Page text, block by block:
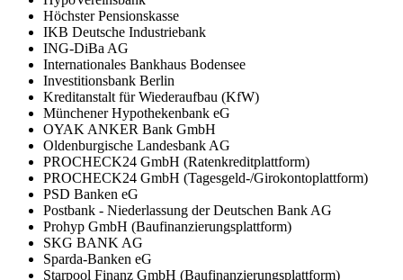
Höchster Pensionskasse
IKB Deutsche Industriebank
ING-DiBa AG
Internationales Bankhaus Bodensee
Investitionsbank Berlin
Kreditanstalt für Wiederaufbau (KfW)
Münchener Hypothekenbank eG
OYAK ANKER Bank GmbH
Oldenburgische Landesbank AG
PROCHECK24 GmbH (Ratenkreditplattform)
PROCHECK24 GmbH (Tagesgeld-/Girokontoplattform)
PSD Banken eG
Postbank - Niederlassung der Deutschen Bank AG
Prohyp GmbH (Baufinanzierungsplattform)
SKG BANK AG
Sparda-Banken eG
Starpool Finanz GmbH (Baufinanzierungsplattform)